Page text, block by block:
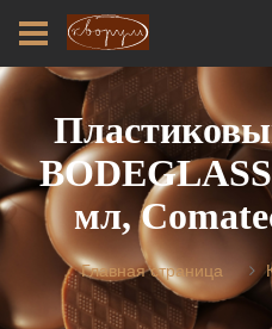
мл,
Главная страница